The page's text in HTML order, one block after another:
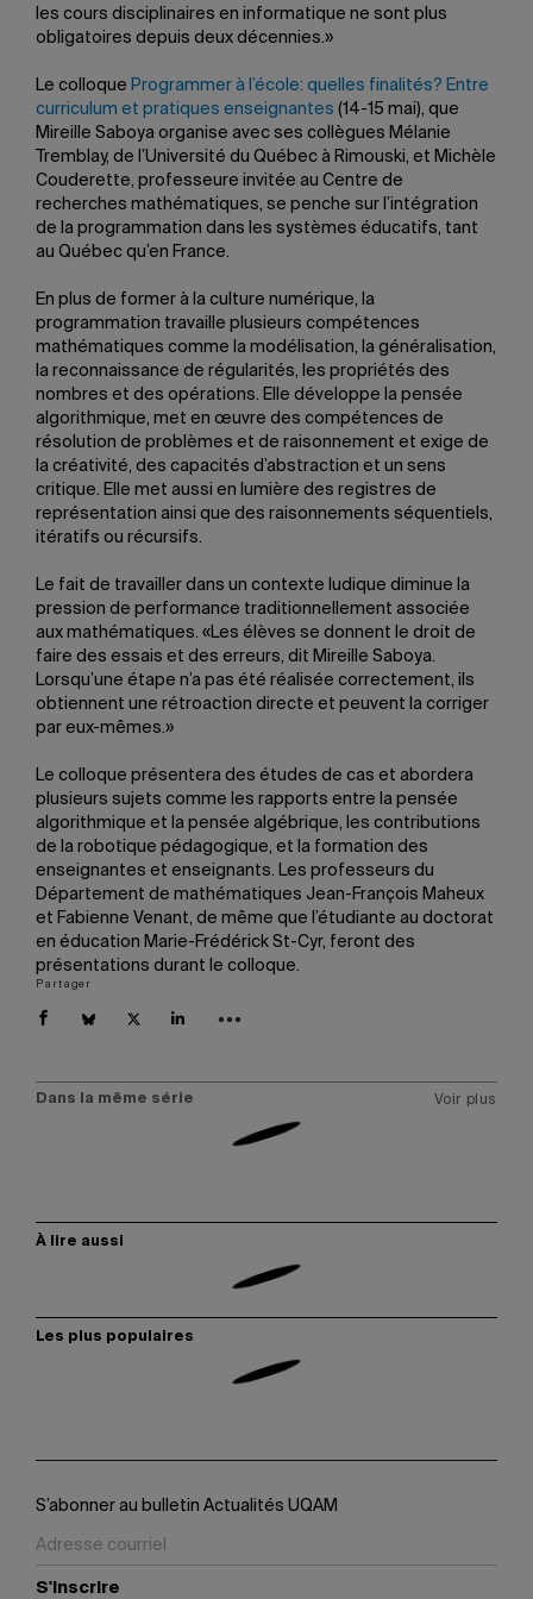
les cours disciplinaires en informatique ne sont plus
obligatoires depuis deux décennies.»
Le colloque Programmer à l’école: quelles finalités? Entre
curriculum et pratiques enseignantes (14-15 mai), que
Mireille Saboya organise avec ses collègues Mélanie
Tremblay, de l’Université du Québec à Rimouski, et Michèle
Couderette, professeure invitée au Centre de
recherches mathématiques, se penche sur l’intégration
de la programmation dans les systèmes éducatifs, tant
au Québec qu’en France.
En plus de former à la culture numérique, la
programmation travaille plusieurs compétences
mathématiques comme la modélisation, la généralisation,
la reconnaissance de régularités, les propriétés des
nombres et des opérations. Elle développe la pensée
algorithmique, met en œuvre des compétences de
résolution de problèmes et de raisonnement et exige de
la créativité, des capacités d’abstraction et un sens
critique. Elle met aussi en lumière des registres de
représentation ainsi que des raisonnements séquentiels,
itératifs ou récursifs.
Le fait de travailler dans un contexte ludique diminue la
pression de performance traditionnellement associée
aux mathématiques. «Les élèves se donnent le droit de
faire des essais et des erreurs, dit Mireille Saboya.
Lorsqu’une étape n’a pas été réalisée correctement, ils
obtiennent une rétroaction directe et peuvent la corriger
par eux-mêmes.»
Le colloque présentera des études de cas et abordera
plusieurs sujets comme les rapports entre la pensée
algorithmique et la pensée algébrique, les contributions
de la robotique pédagogique, et la formation des
enseignantes et enseignants. Les professeurs du
Département de mathématiques Jean-François Maheux
et Fabienne Venant, de même que l’étudiante au doctorat
en éducation Marie-Frédérick St-Cyr, feront des
présentations durant le colloque.
Partager
Dans la même série Voir plus
À lire aussi
Les plus populaires
S’abonner au bulletin Actualités UQAM
S'inscrire